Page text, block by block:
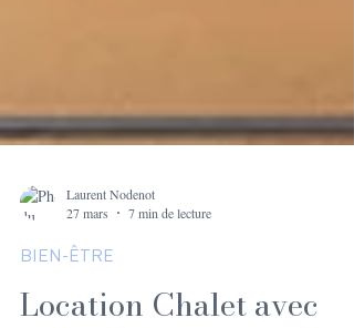
Laurent Nodenot
27 mars
BIEN-ÊTRE